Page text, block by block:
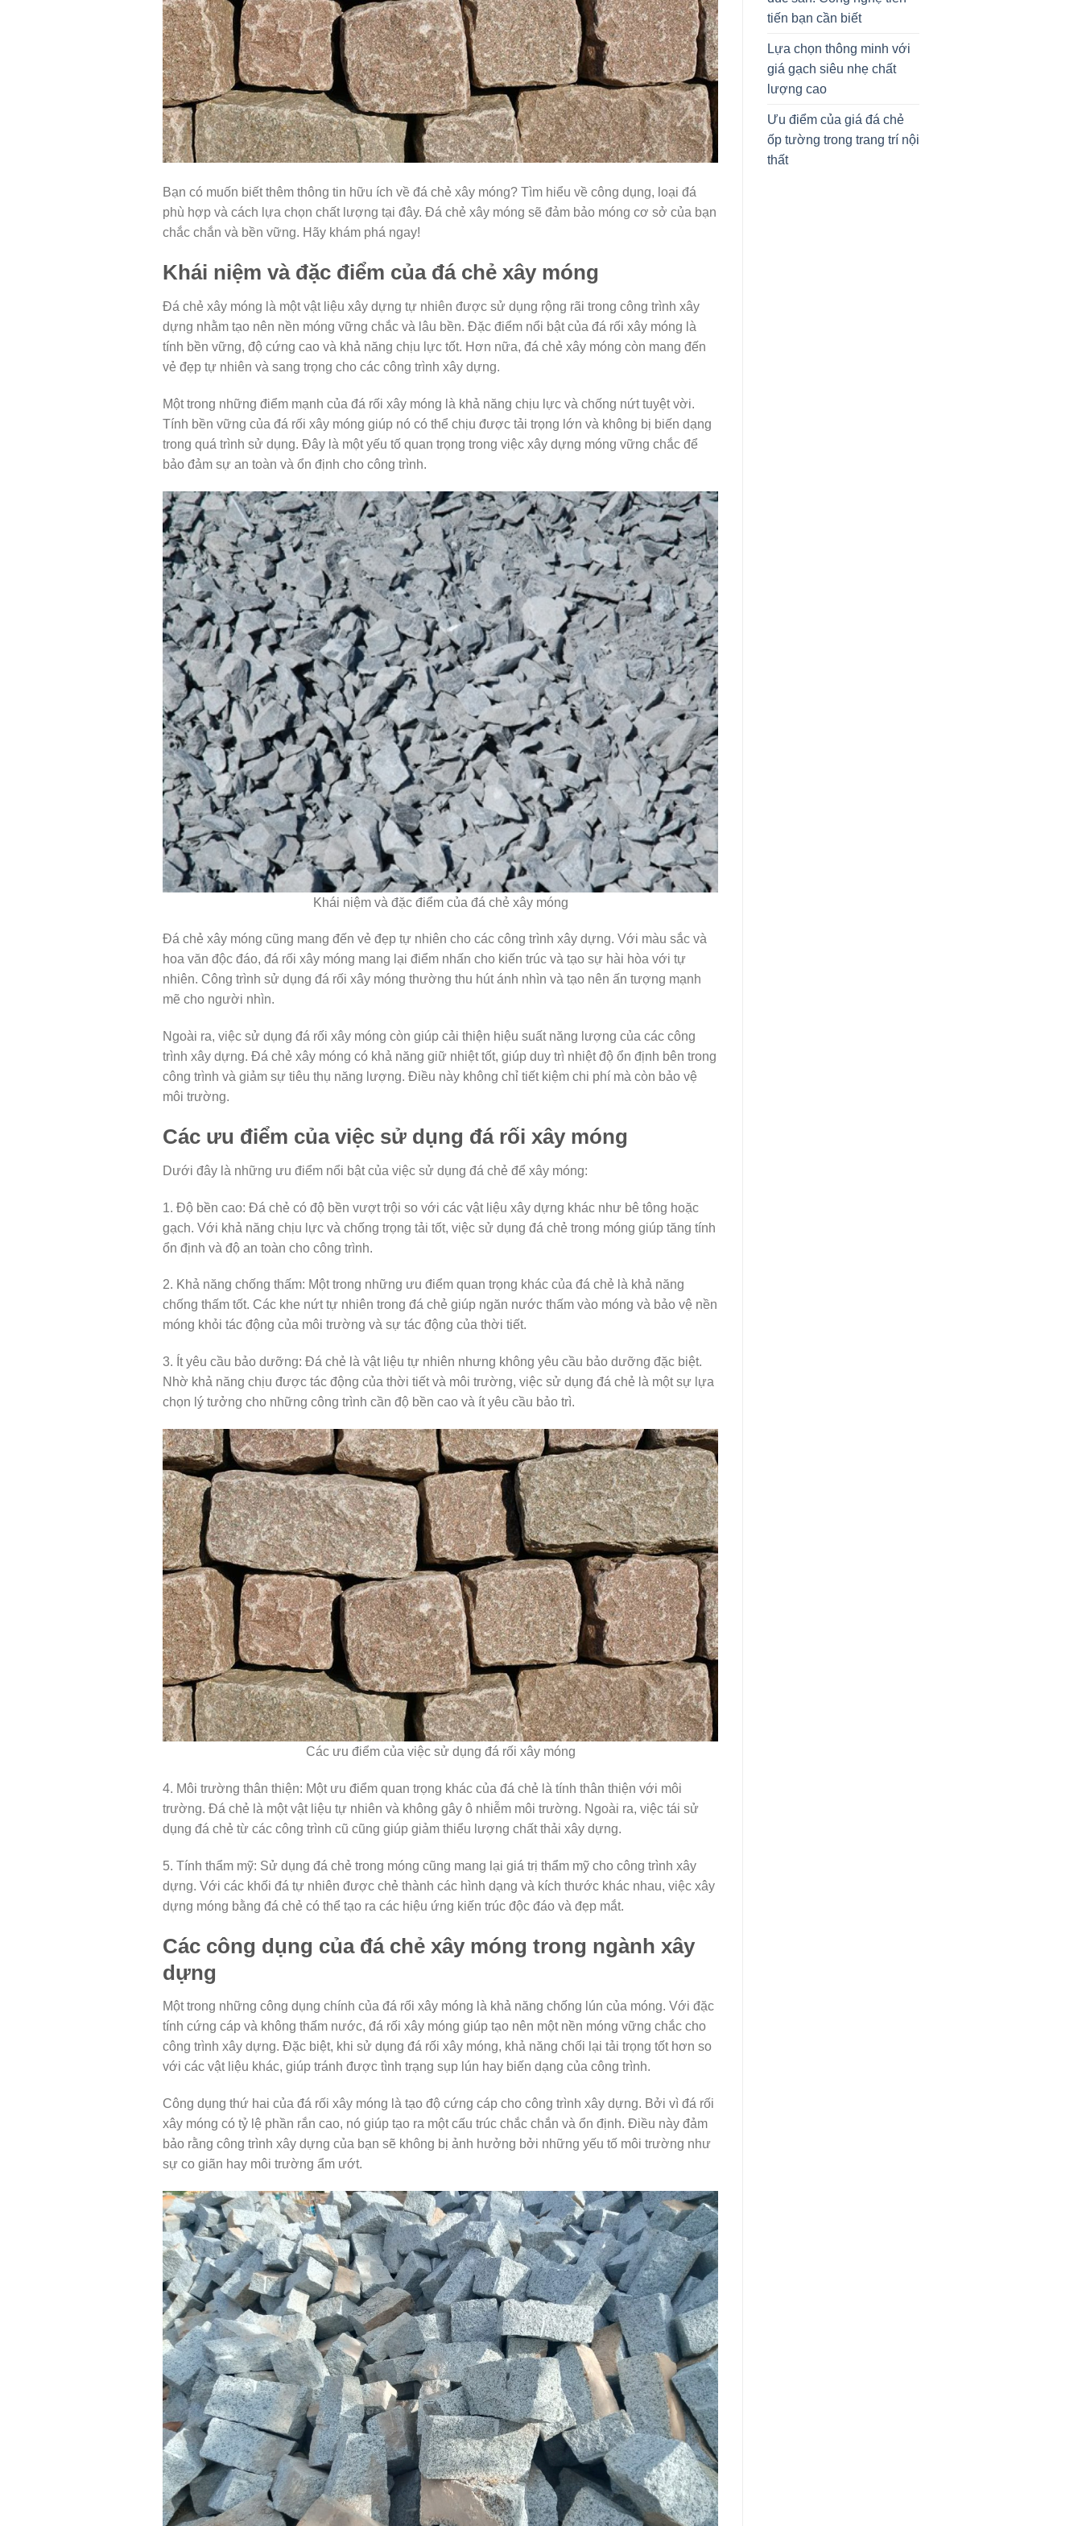
Bạn có muốn biết thêm thông tin hữu ích về đá chẻ xây móng? Tìm hiểu về công dụng, loại đá
phù hợp và cách lựa chọn chất lượng tại đây. Đá chẻ xây móng sẽ đảm bảo móng cơ sở của bạn
chắc chắn và bền vững. Hãy khám phá ngay!
Khái niệm và đặc điểm của đá chẻ xây móng
Đá chẻ xây móng là một vật liệu xây dựng tự nhiên được sử dụng rộng rãi trong công trình xây
dựng nhằm tạo nên nền móng vững chắc và lâu bền. Đặc điểm nổi bật của đá rối xây móng là
tính bền vững, độ cứng cao và khả năng chịu lực tốt. Hơn nữa, đá chẻ xây móng còn mang đến
vẻ đẹp tự nhiên và sang trọng cho các công trình xây dựng.
Một trong những điểm mạnh của đá rối xây móng là khả năng chịu lực và chống nứt tuyệt vời.
Tính bền vững của đá rối xây móng giúp nó có thể chịu được tải trọng lớn và không bị biến dạng
trong quá trình sử dụng. Đây là một yếu tố quan trọng trong việc xây dựng móng vững chắc để
bảo đảm sự an toàn và ổn định cho công trình.
Khái niệm và đặc điểm của đá chẻ xây móng
Đá chẻ xây móng cũng mang đến vẻ đẹp tự nhiên cho các công trình xây dựng. Với màu sắc và
hoa văn độc đáo, đá rối xây móng mang lại điểm nhấn cho kiến trúc và tạo sự hài hòa với tự
nhiên. Công trình sử dụng đá rối xây móng thường thu hút ánh nhìn và tạo nên ấn tượng mạnh
mẽ cho người nhìn.
Ngoài ra, việc sử dụng đá rối xây móng còn giúp cải thiện hiệu suất năng lượng của các công
trình xây dựng. Đá chẻ xây móng có khả năng giữ nhiệt tốt, giúp duy trì nhiệt độ ổn định bên trong
công trình và giảm sự tiêu thụ năng lượng. Điều này không chỉ tiết kiệm chi phí mà còn bảo vệ
môi trường.
Các ưu điểm của việc sử dụng đá rối xây móng
Dưới đây là những ưu điểm nổi bật của việc sử dụng đá chẻ để xây móng:
1. Độ bền cao: Đá chẻ có độ bền vượt trội so với các vật liệu xây dựng khác như bê tông hoặc
gạch. Với khả năng chịu lực và chống trọng tải tốt, việc sử dụng đá chẻ trong móng giúp tăng tính
ổn định và độ an toàn cho công trình.
2. Khả năng chống thấm: Một trong những ưu điểm quan trọng khác của đá chẻ là khả năng
chống thấm tốt. Các khe nứt tự nhiên trong đá chẻ giúp ngăn nước thấm vào móng và bảo vệ nền
móng khỏi tác động của môi trường và sự tác động của thời tiết.
3. Ít yêu cầu bảo dưỡng: Đá chẻ là vật liệu tự nhiên nhưng không yêu cầu bảo dưỡng đặc biệt.
Nhờ khả năng chịu được tác động của thời tiết và môi trường, việc sử dụng đá chẻ là một sự lựa
chọn lý tưởng cho những công trình cần độ bền cao và ít yêu cầu bảo trì.
Các ưu điểm của việc sử dụng đá rối xây móng
4. Môi trường thân thiện: Một ưu điểm quan trọng khác của đá chẻ là tính thân thiện với môi
trường. Đá chẻ là một vật liệu tự nhiên và không gây ô nhiễm môi trường. Ngoài ra, việc tái sử
dụng đá chẻ từ các công trình cũ cũng giúp giảm thiểu lượng chất thải xây dựng.
5. Tính thẩm mỹ: Sử dụng đá chẻ trong móng cũng mang lại giá trị thẩm mỹ cho công trình xây
dựng. Với các khối đá tự nhiên được chẻ thành các hình dạng và kích thước khác nhau, việc xây
dựng móng bằng đá chẻ có thể tạo ra các hiệu ứng kiến trúc độc đáo và đẹp mắt.
Các công dụng của đá chẻ xây móng trong ngành xây
dựng
Một trong những công dụng chính của đá rối xây móng là khả năng chống lún của móng. Với đặc
tính cứng cáp và không thấm nước, đá rối xây móng giúp tạo nên một nền móng vững chắc cho
công trình xây dựng. Đặc biệt, khi sử dụng đá rối xây móng, khả năng chối lại tải trọng tốt hơn so
với các vật liệu khác, giúp tránh được tình trạng sụp lún hay biến dạng của công trình.
Công dụng thứ hai của đá rối xây móng là tạo độ cứng cáp cho công trình xây dựng. Bởi vì đá rối
xây móng có tỷ lệ phần rắn cao, nó giúp tạo ra một cấu trúc chắc chắn và ổn định. Điều này đảm
bảo rằng công trình xây dựng của bạn sẽ không bị ảnh hưởng bởi những yếu tố môi trường như
sự co giãn hay môi trường ẩm ướt.
tiến bạn cần biết
Lựa chọn thông minh với
giá gạch siêu nhẹ chất
lượng cao
Ưu điểm của giá đá chẻ
ốp tường trong trang trí nội
thất